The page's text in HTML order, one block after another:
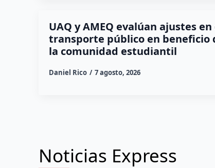
UAQ y AMEQ evalúan ajustes en
transporte público en beneficio
la comunidad estudiantil
Daniel Rico 7 agosto, 2026
Noticias Express